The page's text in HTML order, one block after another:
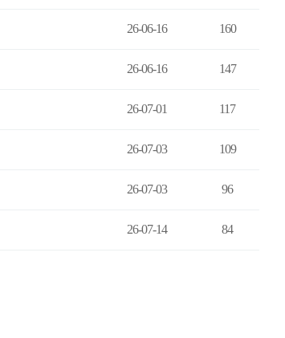
26-06-16 160
26-06-16 147
26-07-01 117
26-07-03 109
26-07-03 96
26-07-14 84